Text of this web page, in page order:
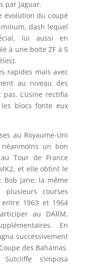
par Jaguar.
évolution du coupé
dash lequel
lui aussi en
à une boite ZF à 5
rapides mais avec
au niveau des
L’usine rectifia
blocs fonte eux
au Royaume-Uni
un bon
Tour de France
et elle obtint le
Jane; la même
courses
1963 et 1964
au DARM,
En
successivement
des Bahamas.
s’imposa